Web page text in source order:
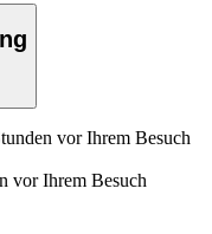
vor Ihrem Besuch
vor Ihrem Besuch